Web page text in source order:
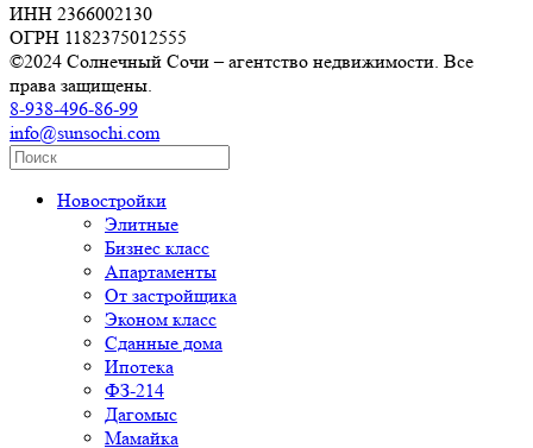
ИНН 2366002130
ОГРН 1182375012555
©2024 Солнечный Сочи – агентство недвижимости. Все
права защищены.
8-938-496-86-99
info@sunsochi.com
Новостройки
Элитные
Бизнес класс
Апартаменты
От застройщика
Эконом класс
Сданные дома
Ипотека
ФЗ-214
Дагомыс
Мамайка